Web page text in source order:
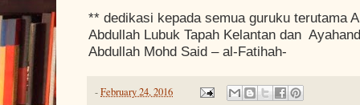
** dedikasi kepada semua guruku terutama
Abdullah Lubuk Tapah Kelantan dan
Abdullah Mohd Said – al-Fatihah-
-February 24, 2016